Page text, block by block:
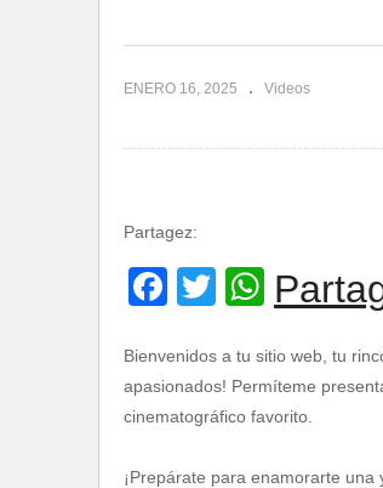
ENERO 16, 2025 Videos
Partagez:
Facebook
Twitter
Bienvenidos a tu sitio web, tu
apasionados! Permíteme
cinematográfico favorito.
¡Prepárate para enamorarte